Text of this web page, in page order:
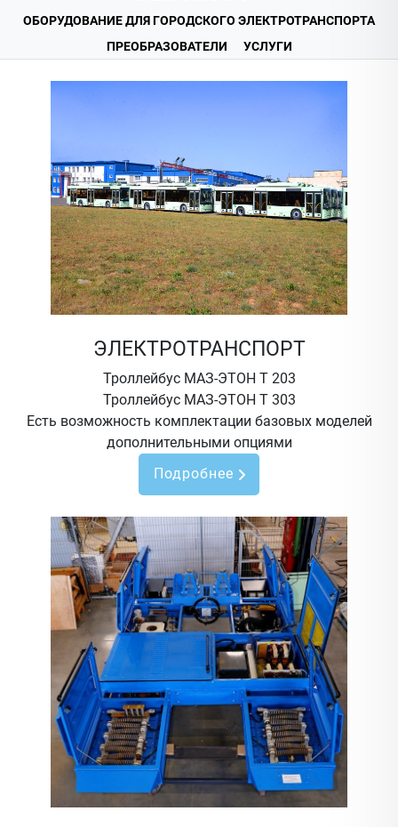
ОБОРУДОВАНИЕ ДЛЯ ГОРОДСКОГО ЭЛЕКТРОТРАНСПОРТА
ПРЕОБРАЗОВАТЕЛИ
УСЛУГИ
ЭЛЕКТРОТРАНСПОРТ
Троллейбус МАЗ-ЭТОН Т 203
Троллейбус МАЗ-ЭТОН Т 303
Есть возможность комплектации базовых моделей
дополнительными опциями
Подробнее